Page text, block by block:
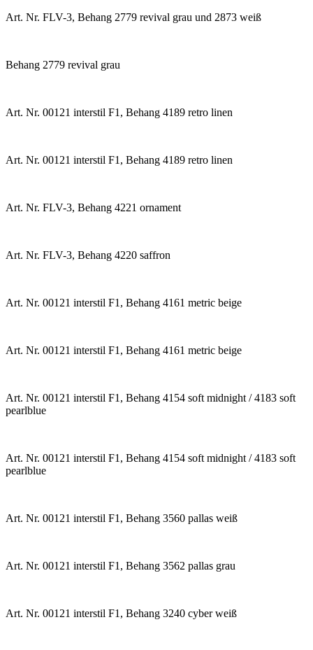
Art. Nr. FLV-3, Behang 2779 revival grau und 2873 weiß
Behang 2779 revival grau
Art. Nr. 00121 interstil F1, Behang 4189 retro linen
Art. Nr. 00121 interstil F1, Behang 4189 retro linen
Art. Nr. FLV-3, Behang 4221 ornament
Art. Nr. FLV-3, Behang 4220 saffron
Art. Nr. 00121 interstil F1, Behang 4161 metric beige
Art. Nr. 00121 interstil F1, Behang 4161 metric beige
Art. Nr. 00121 interstil F1, Behang 4154 soft midnight / 4183 soft
pearlblue
Art. Nr. 00121 interstil F1, Behang 4154 soft midnight / 4183 soft
pearlblue
Art. Nr. 00121 interstil F1, Behang 3560 pallas weiß
Art. Nr. 00121 interstil F1, Behang 3562 pallas grau
Art. Nr. 00121 interstil F1, Behang 3240 cyber weiß